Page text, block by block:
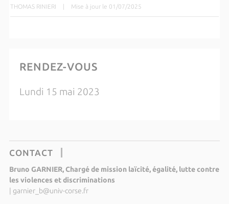
THOMAS RINIERI | Mise à jour le 01/07/2025
RENDEZ-VOUS
Lundi 15 mai 2023
CONTACT
Bruno GARNIER, Chargé de mission laïcité, égalité, lutte contre
les violences et discriminations
garnier_b@univ-corse.fr